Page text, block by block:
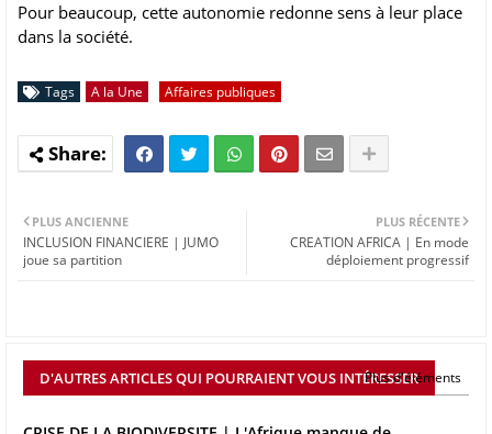
Pour beaucoup, cette autonomie redonne sens à leur place
dans la société.
Tags A la Une Affaires publiques
PLUS RÉCENTE
CREATION AFRICA | En mode
déploiement progressif
PLUS ANCIENNE
INCLUSION FINANCIERE | JUMO
joue sa partition
D'AUTRES ARTICLES QUI POURRAIENT VOUS INTÉRESSER
Plus d'éléments